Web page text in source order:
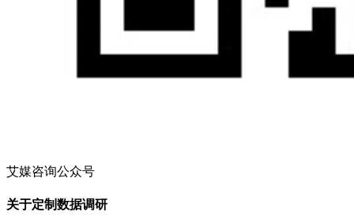
艾媒咨询公众号
关于定制数据调研